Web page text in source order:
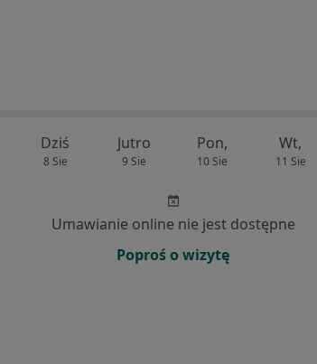
Dziś
8 Sie
Jutro
9 Sie
Pon,
10 Sie
Wt,
11 Sie
Umawianie online nie jest dostępne
Poproś o wizytę